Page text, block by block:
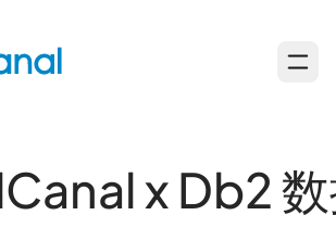
x Db2